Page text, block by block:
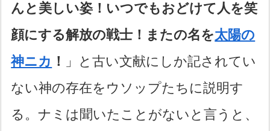
んと美しい姿！いつでもおどけて人を笑
顔にする解放の戦士！またの名を太陽の
神ニカ ！
」と古い文献にしか記されてい
ない神の存在をウソップたちに説明す
る。ナミは聞いたことがないと言うと、